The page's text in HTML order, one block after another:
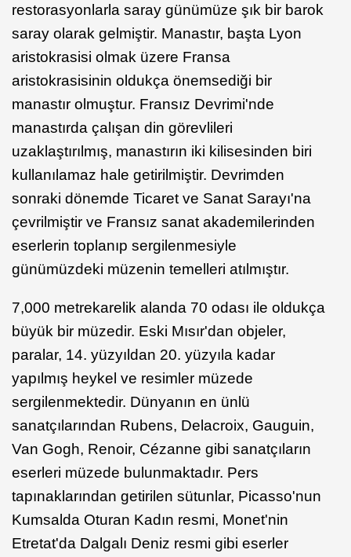
restorasyonlarla saray günümüze şık bir barok
saray olarak gelmiştir. Manastır, başta Lyon
aristokrasisi olmak üzere Fransa
aristokrasisinin oldukça önemsediği bir
manastır olmuştur. Fransız Devrimi'nde
manastırda çalışan din görevlileri
uzaklaştırılmış, manastırın iki kilisesinden biri
kullanılamaz hale getirilmiştir. Devrimden
sonraki dönemde Ticaret ve Sanat Sarayı'na
çevrilmiştir ve Fransız sanat akademilerinden
eserlerin toplanıp sergilenmesiyle
günümüzdeki müzenin temelleri atılmıştır.
7,000 metrekarelik alanda 70 odası ile oldukça
büyük bir müzedir. Eski Mısır'dan objeler,
paralar, 14. yüzyıldan 20. yüzyıla kadar
yapılmış heykel ve resimler müzede
sergilenmektedir. Dünyanın en ünlü
sanatçılarından Rubens, Delacroix, Gauguin,
Van Gogh, Renoir, Cézanne gibi sanatçıların
eserleri müzede bulunmaktadır. Pers
tapınaklarından getirilen sütunlar, Picasso'nun
Kumsalda Oturan Kadın resmi, Monet'nin
Etretat'da Dalgalı Deniz resmi gibi eserler